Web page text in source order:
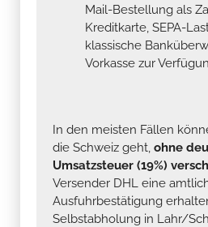
Mail-Bestellung als
Kreditkarte, SEPA-
klassische
Vorkasse zur
In den meisten Fällen
die Schweiz geht, ohne
Umsatzsteuer (19%)
Versender DHL eine
Ausfuhrbestätigung
Selbstabholung in Lahr/